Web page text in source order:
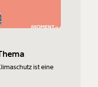
ist eine